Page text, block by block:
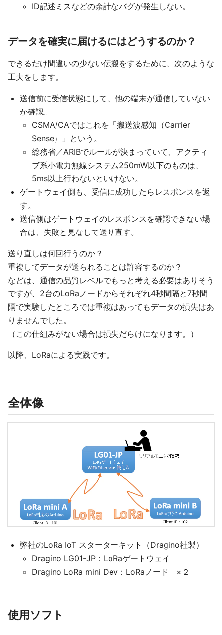
ID記述ミスなどの余計なバグが発生しない。
データを確実に届けるにはどうするのか？
できるだけ間違いの少ない伝搬をするために、次のような
工夫をします。
送信前に受信状態にして、他の端末が通信していない
か確認。
CSMA/CAではこれを「搬送波感知（Carrier
Sense）」という。
総務省／ARIBでルールが決まっていて、アクティ
ブ系小電力無線システム250mW以下のものは、
5ms以上行わないといけない。
ゲートウェイ側も、受信に成功したらレスポンスを返
す。
送信側はゲートウェイのレスポンスを確認できない場
合は、失敗と見なして送り直す。
送り直しは何回行うのか？
重複してデータが送られることは許容するのか？
などは、通信の品質レベルでもっと考える必要はありそう
ですが、2台のLoRaノードからそれぞれ4秒間隔と7秒間
隔で実験したところでは重複はあってもデータの損失はあ
りませんでした。
（この仕組みがない場合は損失だらけになります。）
以降、LoRaによる実践です。
全体像
弊社のLoRa IoT スターターキット（Dragino社製）
Dragino LG01-JP：LoRaゲートウェイ
Dragino LoRa mini Dev：LoRaノード ×２
使用ソフト